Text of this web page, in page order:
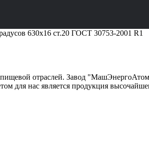
630х16 ст.20 ГОСТ 30753-2001 R1
отраслей. Завод
для нас является продукция